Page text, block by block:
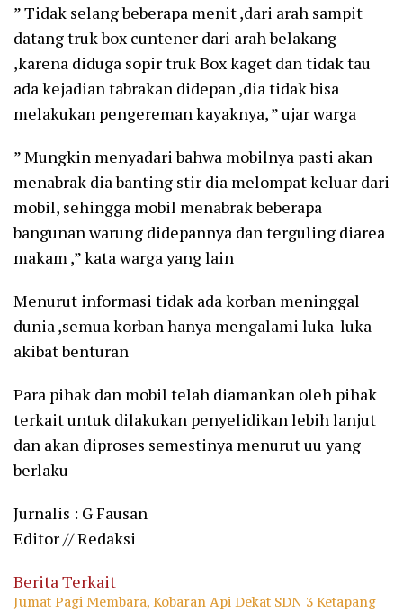
” Tidak selang beberapa menit ,dari arah sampit
datang truk box cuntener dari arah belakang
,karena diduga sopir truk Box kaget dan tidak tau
ada kejadian tabrakan didepan ,dia tidak bisa
melakukan pengereman kayaknya, ” ujar warga
” Mungkin menyadari bahwa mobilnya pasti akan
menabrak dia banting stir dia melompat keluar dari
mobil, sehingga mobil menabrak beberapa
bangunan warung didepannya dan terguling diarea
makam ,” kata warga yang lain
Menurut informasi tidak ada korban meninggal
dunia ,semua korban hanya mengalami luka-luka
akibat benturan
Para pihak dan mobil telah diamankan oleh pihak
terkait untuk dilakukan penyelidikan lebih lanjut
dan akan diproses semestinya menurut uu yang
berlaku
Jurnalis : G Fausan
Editor // Redaksi
Berita Terkait
Jumat Pagi Membara, Kobaran Api Dekat SDN 3 Ketapang